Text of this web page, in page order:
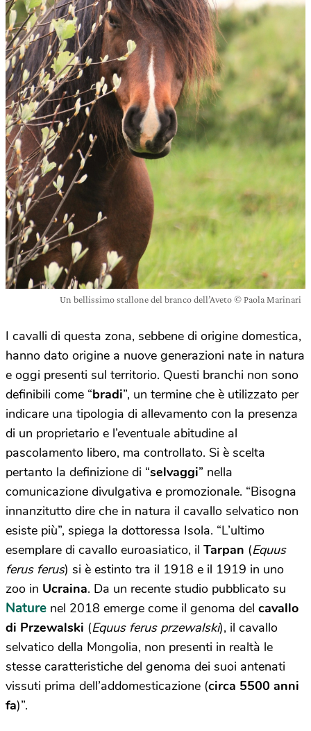
Un bellissimo stallone del branco dell’Aveto © Paola Marinari
I cavalli di questa zona, sebbene di origine domestica,
hanno dato origine a nuove generazioni nate in natura
e oggi presenti sul territorio. Questi branchi non sono
definibili come “bradi”, un termine che è utilizzato per
indicare una tipologia di allevamento con la presenza
di un proprietario e l’eventuale abitudine al
pascolamento libero, ma controllato. Si è scelta
pertanto la definizione di “selvaggi” nella
comunicazione divulgativa e promozionale. “Bisogna
innanzitutto dire che in natura il cavallo selvatico non
esiste più”, spiega la dottoressa Isola. “L’ultimo
esemplare di cavallo euroasiatico, il Tarpan (Equus
ferus ferus) si è estinto tra il 1918 e il 1919 in uno
zoo in Ucraina. Da un recente studio pubblicato su
Nature nel 2018 emerge come il genoma del cavallo
di Przewalski (Equus ferus przewalski), il cavallo
selvatico della Mongolia, non presenti in realtà le
stesse caratteristiche del genoma dei suoi antenati
vissuti prima dell’addomesticazione (circa 5500 anni
fa)”.